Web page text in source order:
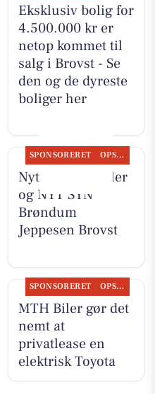
Eksklusiv bolig for
4.500.000 kr er
netop kommet til
salg i Brovst - Se
den og de dyreste
boliger her
SPONSORERET OPSLAGSTAVLEN
Nyt fra MTH Biler
og NYT SYN
Brøndum
Jeppesen Brovst
SPONSORERET OPSLAGSTAVLEN
MTH Biler gør det
nemt at
privatlease en
elektrisk Toyota